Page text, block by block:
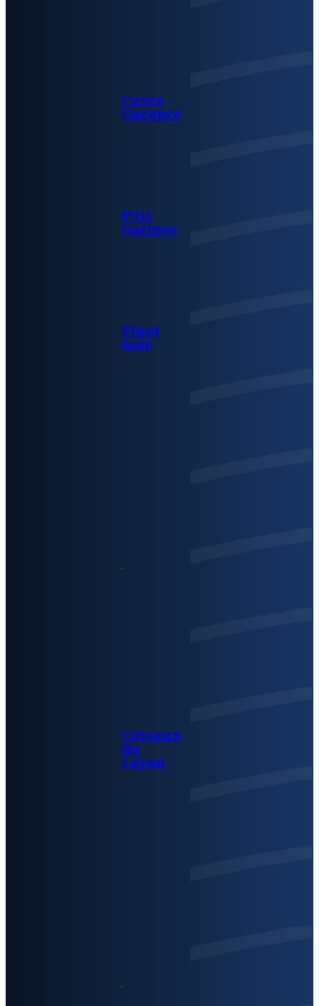
Cuvée
Garance
P’tit
Gatines
Pinot
noir
Coteaux
du
Layon